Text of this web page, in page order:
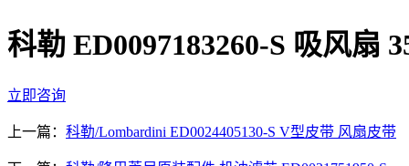
科勒 ED0097183260-S 吸风扇
立即咨询
上一篇： 科勒/Lombardini ED0024405130-S V型皮带 风扇皮带